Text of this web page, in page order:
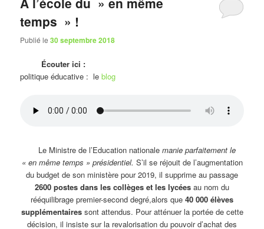
temps » !
Publié le30 septembre 2018
Écouter ici :
politique éducative : le blog
Le Ministre de l’Education nationale manie parfaitement le
« en même temps » présidentiel. S’il se réjouit de l’augmentation
du budget de son ministère pour 2019, il supprime au passage
2600 postes dans les collèges et les lycées au nom du
rééquilibrage premier-second degré,alors que 40 000 élèves
supplémentairessont attendus. Pour atténuer la portée de cette
décision, il insiste sur la revalorisation du pouvoir d’achat des